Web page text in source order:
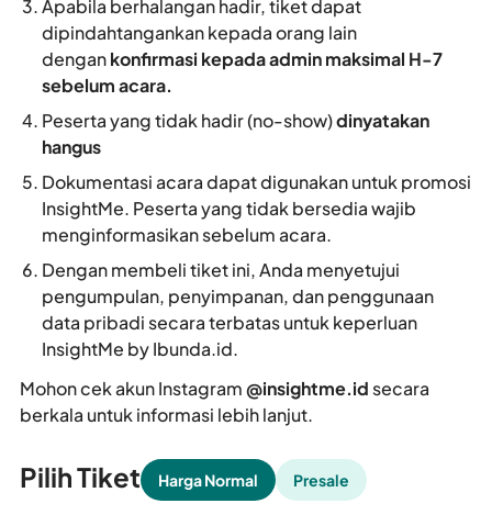
Apabila berhalangan hadir, tiket dapat
dipindahtangankan kepada orang lain
dengankonfirmasi kepada admin maksimal H-7
sebelum acara.
Peserta yang tidak hadir (no-show)dinyatakan
hangus
Dokumentasi acara dapat digunakan untuk promosi
InsightMe. Peserta yang tidak bersedia wajib
menginformasikan sebelum acara.
Dengan membeli tiket ini, Anda menyetujui
pengumpulan, penyimpanan, dan penggunaan
data pribadi secara terbatas untuk keperluan
InsightMe by Ibunda.id.
Mohon cek akun Instagram@insightme.id secara
berkala untuk informasi lebih lanjut.
Pilih Tiket Harga Normal Presale